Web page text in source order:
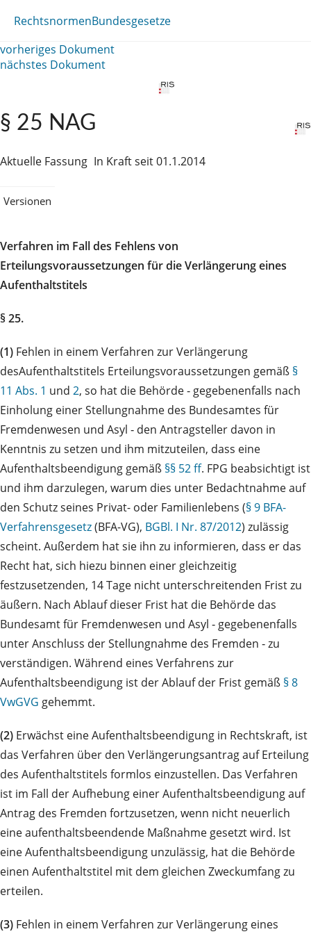
RechtsnormenBundesgesetze
vorheriges Dokument
nächstes Dokument
§ 25 NAG
Aktuelle Fassung In Kraft seit 01.1.2014
Versionen
Verfahren im Fall des Fehlens von
Erteilungsvoraussetzungen für die Verlängerung eines
Aufenthaltstitels
§ 25.
(1) Fehlen in einem Verfahren zur Verlängerung
desAufenthaltstitels Erteilungsvoraussetzungen gemäß §
11 Abs. 1 und 2, so hat die Behörde ‑ gegebenenfalls nach
Einholung einer Stellungnahme des Bundesamtes für
Fremdenwesen und Asyl ‑ den Antragsteller davon in
Kenntnis zu setzen und ihm mitzuteilen, dass eine
Aufenthaltsbeendigung gemäß §§ 52 ff. FPG beabsichtigt ist
und ihm darzulegen, warum dies unter Bedachtnahme auf
den Schutz seines Privat- oder Familienlebens (§ 9 BFA-
Verfahrensgesetz(BFA-VG), BGBl. I Nr. 87/2012) zulässig
scheint. Außerdem hat sie ihn zu informieren, dass er das
Recht hat, sich hiezu binnen einer gleichzeitig
festzusetzenden, 14 Tage nicht unterschreitenden Frist zu
äußern. Nach Ablauf dieser Frist hat die Behörde das
Bundesamt für Fremdenwesen und Asyl ‑ gegebenenfalls
unter Anschluss der Stellungnahme des Fremden ‑ zu
verständigen. Während eines Verfahrens zur
Aufenthaltsbeendigung ist der Ablauf der Frist gemäß § 8
VwGVG gehemmt.
(2) Erwächst eine Aufenthaltsbeendigung in Rechtskraft, ist
das Verfahren über den Verlängerungsantrag auf Erteilung
des Aufenthaltstitels formlos einzustellen. Das Verfahren
ist im Fall der Aufhebung einer Aufenthaltsbeendigung auf
Antrag des Fremden fortzusetzen, wenn nicht neuerlich
eine aufenthaltsbeendende Maßnahme gesetzt wird. Ist
eine Aufenthaltsbeendigung unzulässig, hat die Behörde
einen Aufenthaltstitel mit dem gleichen Zweckumfang zu
erteilen.
(3) Fehlen in einem Verfahren zur Verlängerung eines